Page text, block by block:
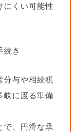
にくい可能性
続き
分与や相続税
岐に渡る準備
で、円滑な承